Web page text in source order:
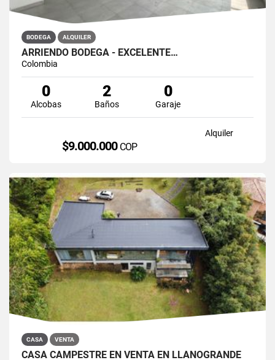
BODEGA ALQUILER
ARRIENDO BODEGA - EXCELENTE…
Colombia
0
Alcobas
2
Baños
0
Garaje
Alquiler
$9.000.000 COP
CASA VENTA
CASA CAMPESTRE EN VENTA EN LLANOGRANDE